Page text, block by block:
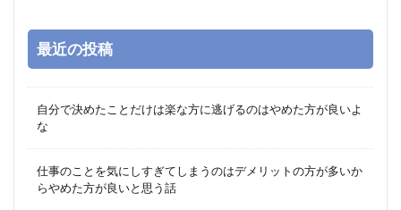
最近の投稿
自分で決めたことだけは楽な方に逃げるのはやめた方が良いよ
な
仕事のことを気にしすぎてしまうのはデメリットの方が多いか
らやめた方が良いと思う話